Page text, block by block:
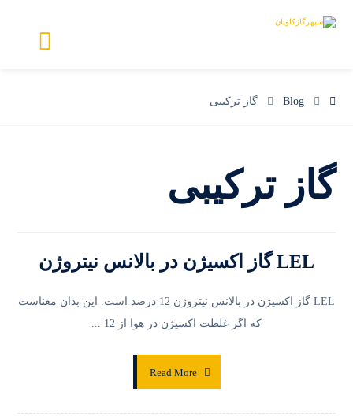
Blog گاز ترکیبی
گاز ترکیبی
LEL گاز اکسیژن در بالانس نیتروژن
LEL گاز اکسیژن در بالانس نیتروژن 12 درصد است. این بدان معناست
که اگر غلظت اکسیژن در هوا از 12 ...
Read More